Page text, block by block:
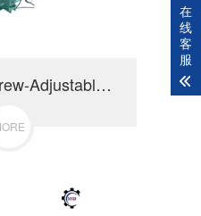
120T Lead Screw-Adjustable Welding Rotator-Widened
在
线
客
服